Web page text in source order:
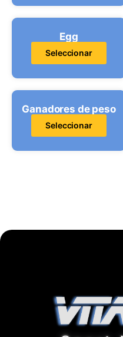
Egg
Seleccionar
Ganadores de peso
Seleccionar